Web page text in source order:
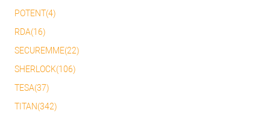
POTENT(4)
RDA(16)
SECUREMME(22)
SHERLOCK(106)
TESA(37)
TITAN(342)